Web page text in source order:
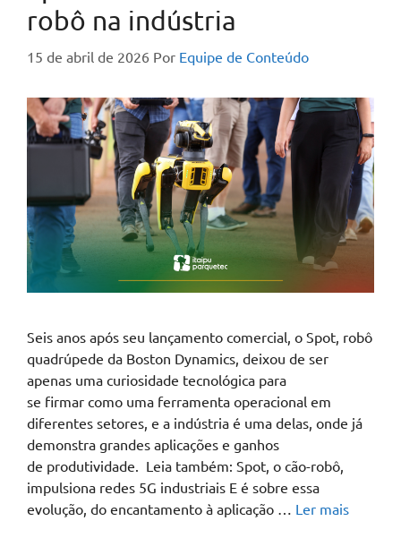
robô na indústria
15 de abril de 2026 Por Equipe de Conteúdo
Seis anos após seu lançamento comercial, o Spot, robô
quadrúpede da Boston Dynamics, deixou de ser
apenas uma curiosidade tecnológica para
se firmar como uma ferramenta operacional em
diferentes setores, e a indústria é uma delas, onde já
demonstra grandes aplicações e ganhos
de produtividade. Leia também: Spot, o cão-robô,
impulsiona redes 5G industriais E é sobre essa
evolução, do encantamento à aplicação … Ler mais